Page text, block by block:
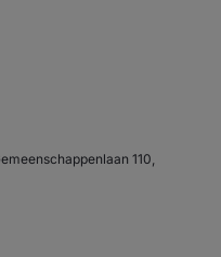
110,